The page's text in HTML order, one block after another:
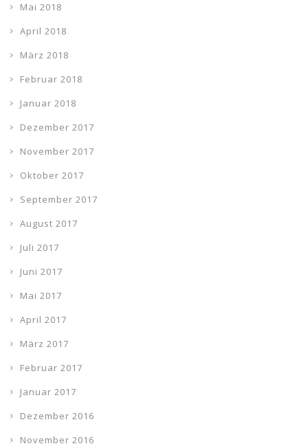
Mai 2018
April 2018
März 2018
Februar 2018
Januar 2018
Dezember 2017
November 2017
Oktober 2017
September 2017
August 2017
Juli 2017
Juni 2017
Mai 2017
April 2017
März 2017
Februar 2017
Januar 2017
Dezember 2016
November 2016